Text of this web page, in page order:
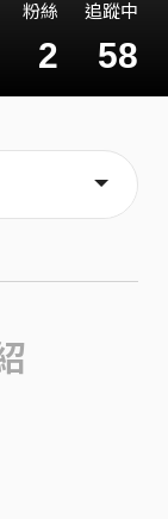
粉絲
2
追蹤中
58